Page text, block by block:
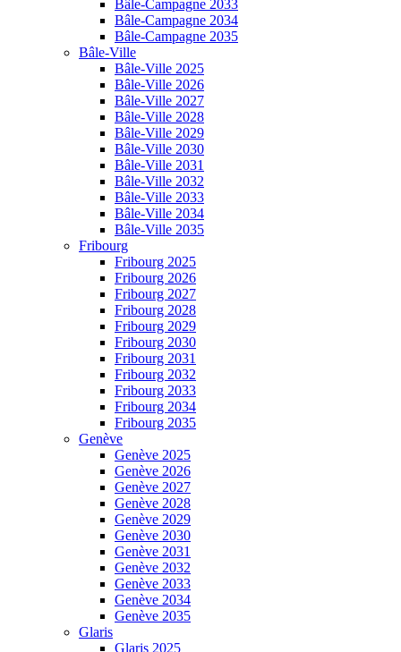
Bâle-Campagne 2033
Bâle-Campagne 2034
Bâle-Campagne 2035
Bâle-Ville
Bâle-Ville 2025
Bâle-Ville 2026
Bâle-Ville 2027
Bâle-Ville 2028
Bâle-Ville 2029
Bâle-Ville 2030
Bâle-Ville 2031
Bâle-Ville 2032
Bâle-Ville 2033
Bâle-Ville 2034
Bâle-Ville 2035
Fribourg
Fribourg 2025
Fribourg 2026
Fribourg 2027
Fribourg 2028
Fribourg 2029
Fribourg 2030
Fribourg 2031
Fribourg 2032
Fribourg 2033
Fribourg 2034
Fribourg 2035
Genève
Genève 2025
Genève 2026
Genève 2027
Genève 2028
Genève 2029
Genève 2030
Genève 2031
Genève 2032
Genève 2033
Genève 2034
Genève 2035
Glaris
Glaris 2025